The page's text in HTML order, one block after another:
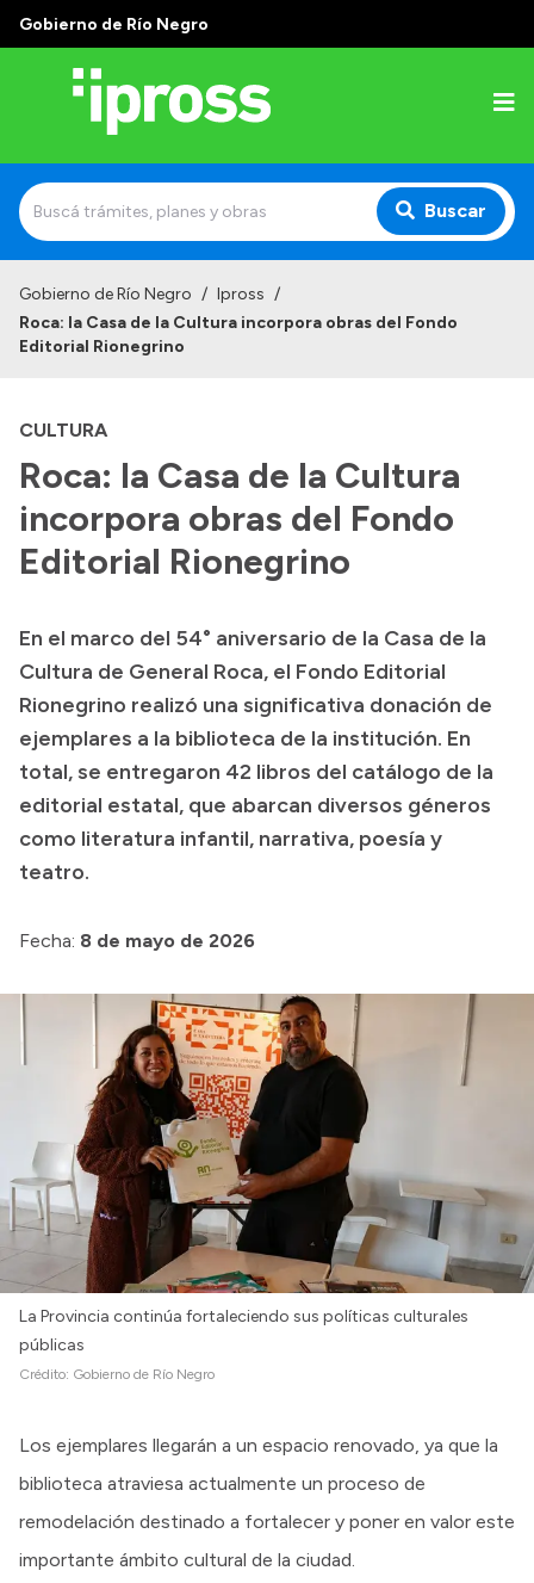
Gobierno de Río Negro
Buscar
Institucional
Autoridades
Delegaciones
Consultorios Propios
Presentación CV
Transparencia
Inversión en Salud
Licitaciones
Consulta de expedientes
Gobierno de Río Negro / Ipross /
Roca: la Casa de la Cultura incorpora obras del Fondo
Editorial Rionegrino
CULTURA
Roca: la Casa de la Cultura
incorpora obras del Fondo
Editorial Rionegrino
En el marco del 54° aniversario de la Casa de la
Cultura de General Roca, el Fondo Editorial
Rionegrino realizó una significativa donación de
ejemplares a la biblioteca de la institución. En
total, se entregaron 42 libros del catálogo de la
editorial estatal, que abarcan diversos géneros
como literatura infantil, narrativa, poesía y
teatro.
Fecha: 8 de mayo de 2026
La Provincia continúa fortaleciendo sus políticas culturales
públicas
Crédito: Gobierno de Río Negro
Los ejemplares llegarán a un espacio renovado, ya que la
biblioteca atraviesa actualmente un proceso de
remodelación destinado a fortalecer y poner en valor este
importante ámbito cultural de la ciudad.